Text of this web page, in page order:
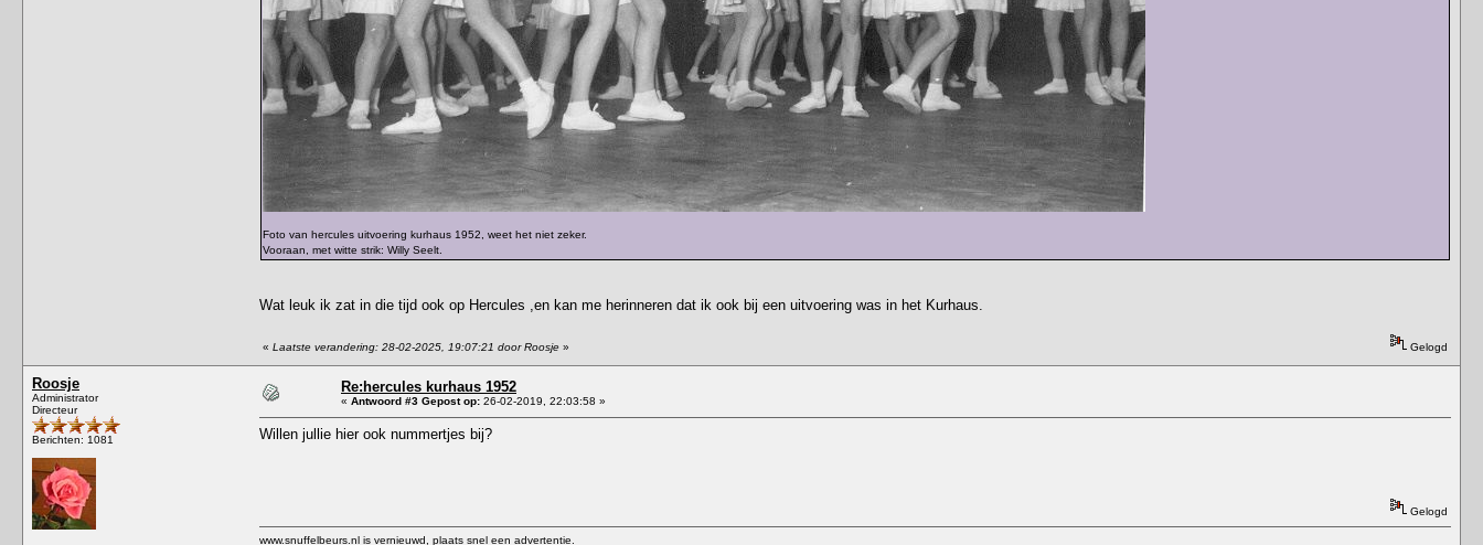
Foto van hercules uitvoering kurhaus 1952, weet het niet zeker.
Vooraan, met witte strik: Willy Seelt.
Wat leuk ik zat in die tijd ook op Hercules ,en kan me herinneren dat ik ook bij een uitvoering was in het Kurhaus.
« Laatste verandering: 28-02-2025, 19:07:21 door Roosje » Gelogd
Roosje
Administrator
Directeur
Berichten: 1081
Re:hercules kurhaus 1952
« Antwoord #3 Gepost op: 26-02-2019, 22:03:58 »
Willen jullie hier ook nummertjes bij?
Gelogd
www.snuffelbeurs.nl is vernieuwd, plaats snel een advertentie.